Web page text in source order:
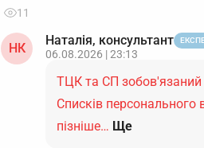
11
НК
Наталія, консультант
06.08.2026 | 23:13
ТЦК та СП зобов'язаний
Списків персонального
пізніше… Ще